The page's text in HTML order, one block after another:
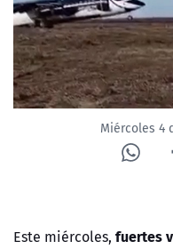
Miércoles 4
Este miércoles, fuertes